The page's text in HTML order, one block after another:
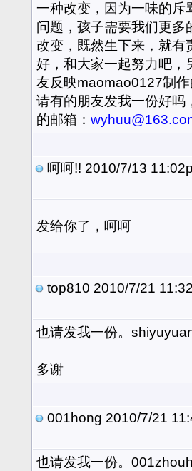
一种改变，因为一味的斥
问题，孩子需要我们更多
改变，既然生下来，就有
好，和大家一起努力吧，
友反映maomao0127制作
请有的朋友发我一份好吗
的邮箱：
呵呵!! 2010/7/13
发给你了，呵呵
top810 2010/7/21
也请发我一份。
多谢
001hong 2010/7/21
也请发我一份。